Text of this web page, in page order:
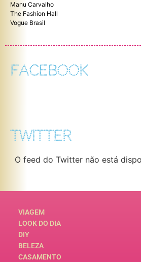
Manu Carvalho
The Fashion Hall
Vogue Brasil
FACEBOOK
TWITTER
O feed do Twitter não está
VIAGEM
LOOK DO DIA
DIY
BELEZA
CASAMENTO